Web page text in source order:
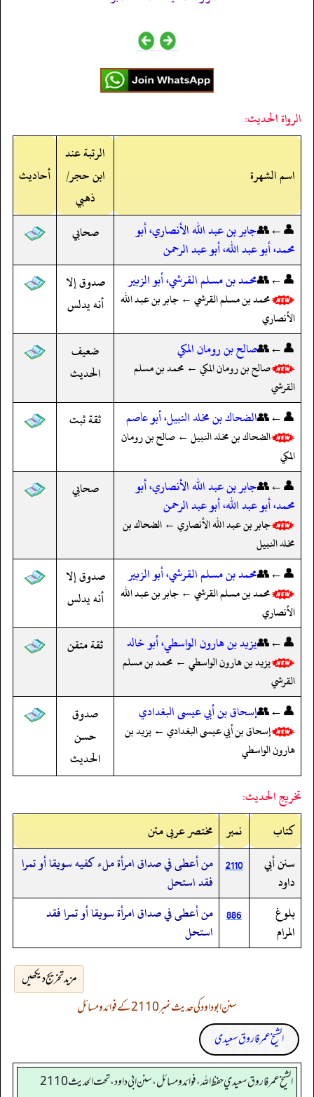
الرواة الحديث:
اسم الشهرة
الرتبة عند
ابن حجر/
ذهبي
أحاديث
👤←👥جابر بن عبد الله الأنصاري، أبو
محمد، أبو عبد الله، أبو عبد الرحمن
صحابي
👤←👥محمد بن مسلم القرشي، أبو الزبير
محمد بن مسلم القرشي ← جابر بن عبد الله
الأنصاري
صدوق إلا
أنه يدلس
👤←👥صالح بن رومان المكي
صالح بن رومان المكي ← محمد بن مسلم
القرشي
ضعيف
الحديث
👤←👥الضحاك بن مخلد النبيل، أبو عاصم
الضحاك بن مخلد النبيل ← صالح بن رومان
المكي
ثقة ثبت
👤←👥جابر بن عبد الله الأنصاري، أبو
محمد، أبو عبد الله، أبو عبد الرحمن
جابر بن عبد الله الأنصاري ← الضحاك بن
مخلد النبيل
صحابي
👤←👥محمد بن مسلم القرشي، أبو الزبير
محمد بن مسلم القرشي ← جابر بن عبد الله
الأنصاري
صدوق إلا
أنه يدلس
👤←👥يزيد بن هارون الواسطي، أبو خالد
يزيد بن هارون الواسطي ← محمد بن مسلم
القرشي
ثقة متقن
👤←👥إسحاق بن أبي عيسى البغدادي
إسحاق بن أبي عيسى البغدادي ← يزيد بن
هارون الواسطي
صدوق
حسن
الحديث
تخريج الحديث:
کتاب
نمبر
مختصر عربی متن
سنن أبي
داود
2110 من أعطى في صداق امرأة ملء كفيه سويقا أو تمرا
فقد استحل
بلوغ
المرام
886 من أعطى في صداق امرأة سويقا أو تمرا فقد
استحل
مزید تخریج دیکھیں
سنن ابوداود کی حدیث نمبر 2110 کے فوائد و مسائل
الشیخ عمر فاروق سعیدی
الشيخ عمر فاروق سعيدي حفظ الله، فوائد و مسائل، سنن ابي داود ، تحت الحديث 2110